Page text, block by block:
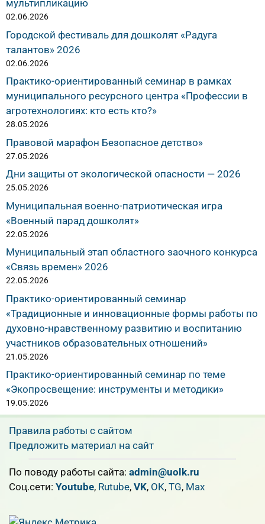
мультипликацию
02.06.2026
Городской фестиваль для дошколят «Радуга
талантов» 2026
02.06.2026
Практико-ориентированный семинар в рамках
муниципального ресурсного центра «Профессии в
агротехнологиях: кто есть кто?»
28.05.2026
Правовой марафон Безопасное детство»
27.05.2026
Дни защиты от экологической опасности — 2026
25.05.2026
Муниципальная военно-патриотическая игра
«Военный парад дошколят»
22.05.2026
Муниципальный этап областного заочного конкурса
«Связь времен» 2026
22.05.2026
Практико-ориентированный семинар
«Традиционные и инновационные формы работы по
духовно-нравственному развитию и воспитанию
участников образовательных отношений»
21.05.2026
Практико-ориентированный семинар по теме
«Экопросвещение: инструменты и методики»
19.05.2026
Правила работы с сайтом
Предложить материал на сайт
По поводу работы сайта: admin@uolk.ru
Cоц.сети: Youtube, Rutube, VK, OK, TG, Max